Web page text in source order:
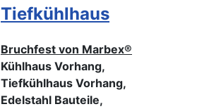
Tiefkühlhaus
Bruchfest von Marbex®
Kühlhaus Vorhang,
Tiefkühlhaus Vorhang,
Edelstahl Bauteile,